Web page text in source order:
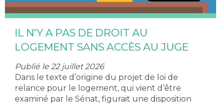
IL N’Y A PAS DE DROIT AU
LOGEMENT SANS ACCÈS AU JUGE
Publié le 22 juillet 2026
Dans le texte d’origine du projet de loi de
relance pour le logement, qui vient d’être
examiné par le Sénat, figurait une disposition